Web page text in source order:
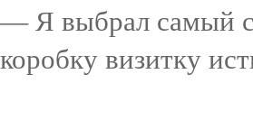
— Я выбрал самый
коробку визитку